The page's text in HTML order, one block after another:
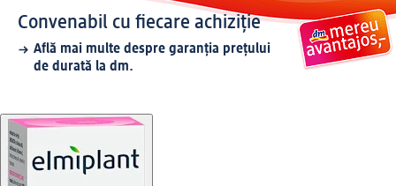
Convenabil cu fiecare achiziție
Află mai multe despre garanția prețului
de durată la dm.